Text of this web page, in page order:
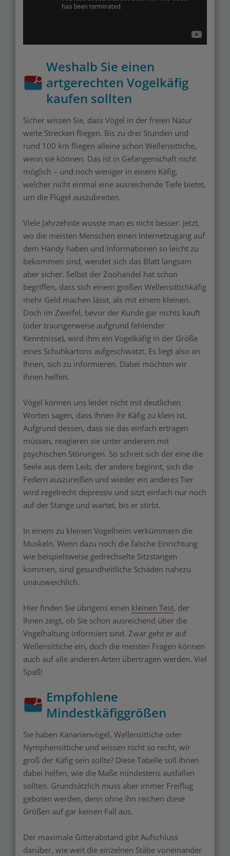
Weshalb Sie einen
artgerechten Vogelkäfig
kaufen sollten
Sicher wissen Sie, dass Vögel in der freien Natur
weite Strecken fliegen. Bis zu drei Stunden und
rund 100 km fliegen alleine schon Wellensittiche,
wenn sie können. Das ist in Gefangenschaft nicht
möglich – und noch weniger in einem Käfig,
welcher nicht einmal eine ausreichende Tiefe bietet,
um die Flügel auszubreiten.
Viele Jahrzehnte wusste man es nicht besser. Jetzt,
wo die meisten Menschen einen Internetzugang auf
dem Handy haben und Informationen so leicht zu
bekommen sind, wendet sich das Blatt langsam
aber sicher. Selbst der Zoohandel hat schon
begriffen, dass sich einem großen Wellensittichkäfig
mehr Geld machen lässt, als mit einem kleinen.
Doch im Zweifel, bevor der Kunde gar nichts kauft
(oder traurigerweise aufgrund fehlender
Kenntnisse), wird ihm ein Vogelkäfig in der Größe
eines Schuhkartons aufgeschwatzt. Es liegt also an
Ihnen, sich zu informieren. Dabei möchten wir
Ihnen helfen.
Vögel können uns leider nicht mit deutlichen
Worten sagen, dass ihnen ihr Käfig zu klein ist.
Aufgrund dessen, dass sie das einfach ertragen
müssen, reagieren sie unter anderem mit
psychischen Störungen. So schreit sich der eine die
Seele aus dem Leib, der andere beginnt, sich die
Federn auszureißen und wieder ein anderes Tier
wird regelrecht depressiv und sitzt einfach nur noch
auf der Stange und wartet, bis er stirbt.
In einem zu kleinen Vogelheim verkümmern die
Muskeln. Wenn dazu noch die falsche Einrichtung
wie beispielsweise gedrechselte Sitzstangen
kommen, sind gesundheitliche Schäden nahezu
unausweichlich.
Hier finden Sie übrigens einen kleinen Test, der
Ihnen zeigt, ob Sie schon ausreichend über die
Vogelhaltung informiert sind. Zwar geht er auf
Wellensittiche ein, doch die meisten Fragen können
auch auf alle anderen Arten übertragen werden. Viel
Spaß!
Empfohlene
Mindestkäfiggrößen
Sie haben Kanarienvögel, Wellensittiche oder
Nymphensittiche und wissen nicht so recht, wir
groß der Käfig sein sollte? Diese Tabelle soll Ihnen
dabei helfen, wie die Maße mindestens ausfallen
sollten. Grundsätzlich muss aber immer Freiflug
geboten werden, denn ohne ihn reichen diese
Größen auf gar keinen Fall aus.
Der maximale Gitterabstand gibt Aufschluss
darüber, wie weit die einzelnen Stäbe voneinander